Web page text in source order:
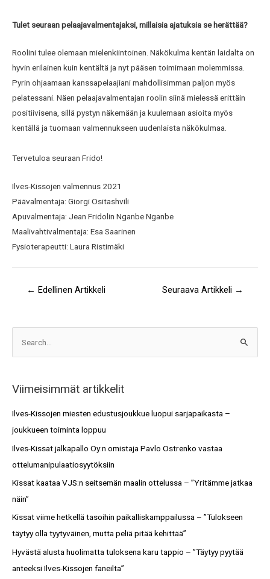
Tulet seuraan pelaajavalmentajaksi, millaisia ajatuksia se herättää?
Roolini tulee olemaan mielenkiintoinen. Näkökulma kentän laidalta on
hyvin erilainen kuin kentältä ja nyt pääsen toimimaan molemmissa.
Pyrin ohjaamaan kanssapelaajiani mahdollisimman paljon myös
pelatessani. Näen pelaajavalmentajan roolin siinä mielessä erittäin
positiivisena, sillä pystyn näkemään ja kuulemaan asioita myös
kentällä ja tuomaan valmennukseen uudenlaista näkökulmaa.
Tervetuloa seuraan Frido!
Ilves-Kissojen valmennus 2021
Päävalmentaja: Giorgi Ositashvili
Apuvalmentaja: Jean Fridolin Nganbe Nganbe
Maalivahtivalmentaja: Esa Saarinen
Fysioterapeutti: Laura Ristimäki
← Edellinen Artikkeli Seuraava Artikkeli →
r
c
h
Viimeisimmät artikkelit
Ilves-Kissojen miesten edustusjoukkue luopui sarjapaikasta –
joukkueen toiminta loppuu
Ilves-Kissat jalkapallo Oy:n omistaja Pavlo Ostrenko vastaa
ottelumanipulaatiosyytöksiin
Kissat kaataa VJS:n seitsemän maalin ottelussa – ”Yritämme jatkaa
näin”
Kissat viime hetkellä tasoihin paikalliskamppailussa – ”Tulokseen
täytyy olla tyytyväinen, mutta peliä pitää kehittää”
Hyvästä alusta huolimatta tuloksena karu tappio – ”Täytyy pyytää
anteeksi Ilves-Kissojen faneilta”
i
t
o
t